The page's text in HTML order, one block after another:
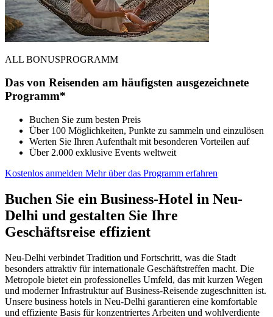
ALL BONUSPROGRAMM
Das von Reisenden am häufigsten ausgezeichnete
Programm*
Buchen Sie zum besten Preis
Über 100 Möglichkeiten, Punkte zu sammeln und einzulösen
Werten Sie Ihren Aufenthalt mit besonderen Vorteilen auf
Über 2.000 exklusive Events weltweit
Kostenlos anmelden Mehr über das Programm erfahren
Buchen Sie ein Business-Hotel in Neu-
Delhi und gestalten Sie Ihre
Geschäftsreise effizient
Neu-Delhi verbindet Tradition und Fortschritt, was die Stadt
besonders attraktiv für internationale Geschäftstreffen macht. Die
Metropole bietet ein professionelles Umfeld, das mit kurzen Wegen
und moderner Infrastruktur auf Business-Reisende zugeschnitten ist.
Unsere business hotels in Neu-Delhi garantieren eine komfortable
und effiziente Basis für konzentriertes Arbeiten und wohlverdiente